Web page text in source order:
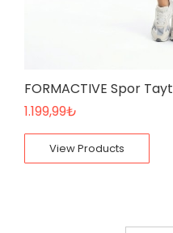
FORMACTIVE Spor Tayt
1.199,99₺
View Products